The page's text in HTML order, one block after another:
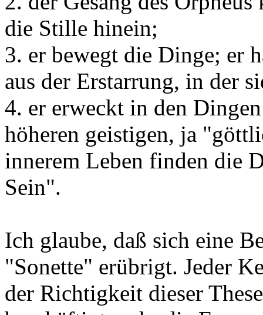
die Stille hinein;
3. er bewegt die Dinge; er
aus der Erstarrung, in der
4. er erweckt in den
höheren geistigen, ja
innerem Leben finden die
Sein".
Ich glaube, daß sich eine
"Sonette" erübrigt. Jeder
der Richtigkeit dieser